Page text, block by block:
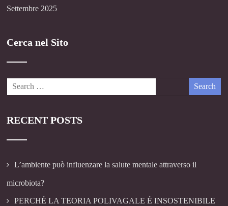
Settembre 2025
Cerca nel Sito
RECENT POSTS
L’ambiente può influenzare la salute mentale attraverso il
microbiota?
PERCHÉ LA TEORIA POLIVAGALE É INSOSTENIBILE